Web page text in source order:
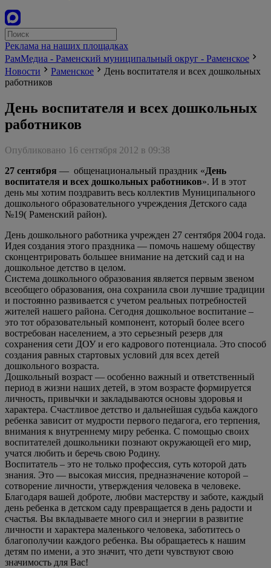
Реклама на наших площадках
РамМедиа - Раменский муниципальный округ - Раменское
Новости
Раменское
День воспитателя и всех дошкольных
работников
День воспитателя и всех дошкольных
работников
Опубликовано 16 сентября 2012 в 09:38
27 сентября — общенациональный праздник «День
воспитателя и всех дошкольных работников». И в этот
день мы хотим поздравить весь коллектив Муниципального
дошкольного образовательного учреждения Детского сада
№19( Раменский район).
День дошкольного работника учрежден 27 сентября 2004 года.
Идея создания этого праздника — помочь нашему обществу
сконцентрировать большее внимание на детский сад и на
дошкольное детство в целом.
Система дошкольного образования является первым звеном
всеобщего образования, она сохранила свои лучшие традиции
и постоянно развивается с учетом реальных потребностей
жителей нашего района. Сегодня дошкольное воспитание –
это тот образовательный компонент, который более всего
востребован населением, а это серьезный резерв для
сохранения сети ДОУ и его кадрового потенциала. Это способ
создания равных стартовых условий для всех детей
дошкольного возраста.
Дошкольный возраст — особенно важный и ответственный
период в жизни наших детей, в этом возрасте формируется
личность, привычки и закладываются основы здоровья и
характера. Счастливое детство и дальнейшая судьба каждого
ребенка зависит от мудрости первого педагога, его терпения,
внимания к внутреннему миру ребенка. С помощью своих
воспитателей дошкольники познают окружающей его мир,
учатся любить и беречь свою Родину.
Воспитатель – это не только профессия, суть которой дать
знания. Это — высокая миссия, предназначение которой –
сотворение личности, утверждения человека в человеке.
Благодаря вашей доброте, любви мастерству и заботе, каждый
день ребенка в детском саду превращается в день радости и
счастья. Вы вкладываете много сил и энергии в развитие
личности и характера маленького человека, заботитесь о
благополучии каждого ребенка. Вы обращаетесь к нашим
детям по имени, а это значит, что дети чувствуют свою
значимость для Вас!